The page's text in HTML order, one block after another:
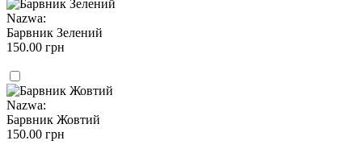
Nazwa:
Барвник Зелений
150.00 грн
Nazwa:
Барвник Жовтий
150.00 грн